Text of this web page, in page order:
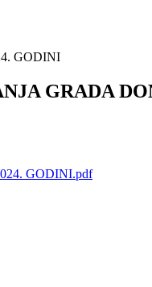
GODINI
GRADA
GODINI.pdf